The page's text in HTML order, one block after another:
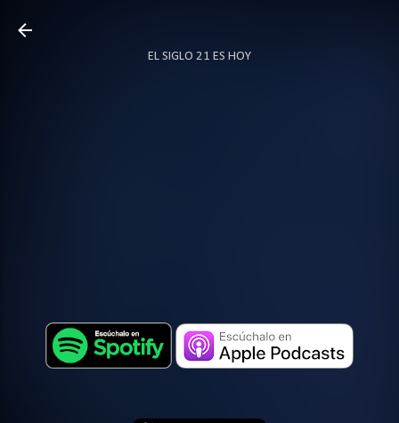
EL SIGLO 21 ES HOY